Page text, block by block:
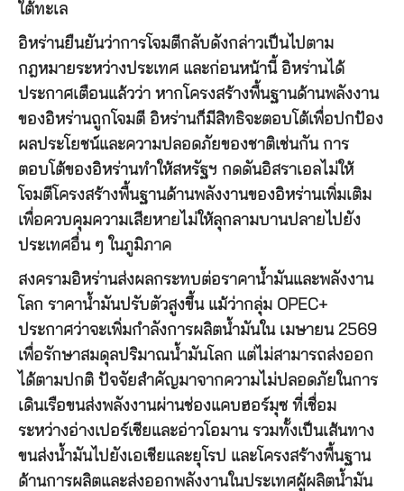
ใต้ทะเล
อิหร่านยืนยันว่าการโจมตีกลับดังกล่าวเป็นไปตาม
กฎหมายระหว่างประเทศ และก่อนหน้านี้ อิหร่านได้
ประกาศเตือนแล้วว่า หากโครงสร้างพื้นฐานด้านพลังงาน
ของอิหร่านถูกโจมตี อิหร่านก็มีสิทธิจะตอบโต้เพื่อปกป้อง
ผลประโยชน์และความปลอดภัยของชาติเช่นกัน การ
ตอบโต้ของอิหร่านทำให้สหรัฐฯ กดดันอิสราเอลไม่ให้
โจมตีโครงสร้างพื้นฐานด้านพลังงานของอิหร่านเพิ่มเติม
เพื่อควบคุมความเสียหายไม่ให้ลุกลามบานปลายไปยัง
ประเทศอื่น ๆ ในภูมิภาค
สงครามอิหร่านส่งผลกระทบต่อราคาน้ำมันและพลังงาน
โลก ราคาน้ำมันปรับตัวสูงขึ้น แม้ว่ากลุ่ม OPEC+
ประกาศว่าจะเพิ่มกำลังการผลิตน้ำมันใน เมษายน 2569
เพื่อรักษาสมดุลปริมาณน้ำมันโลก แต่ไม่สามารถส่งออก
ได้ตามปกติ ปัจจัยสำคัญมาจากความไม่ปลอดภัยในการ
เดินเรือขนส่งพลังงานผ่านช่องแคบฮอร์มุซ ที่เชื่อม
ระหว่างอ่างเปอร์เซียและอ่าวโอมาน รวมทั้งเป็นเส้นทาง
ขนส่งน้ำมันไปยังเอเชียและยุโรป และโครงสร้างพื้นฐาน
ด้านการผลิตและส่งออกพลังงานในประเทศผู้ผลิตน้ำมัน